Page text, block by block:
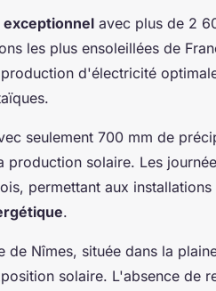
avec plus de 2
les plus ensoleillées de
d'électricité
seulement 700 mm de
solaire. Les
permettant aux
.
Nîmes, située dans la
solaire. L'absence de